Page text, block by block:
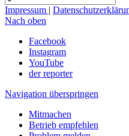
Impressum |
Nach oben
Facebook
Instagram
YouTube
der reporter
Navigation überspringen
Mitmachen
Betrieb empfehlen